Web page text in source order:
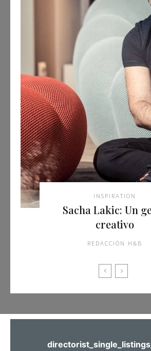
INSPIRATION
Sacha Lakic: Un
creativo
REDACCIÓN H&B